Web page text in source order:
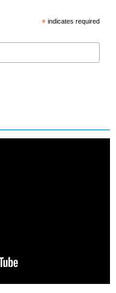
* indicates required